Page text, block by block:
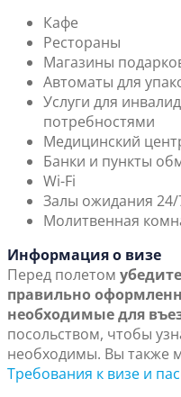
Кафе
Рестораны
Магазины
Автоматы для
Услуги для
потребностями
Медицинский
Банки и пункты
Wi-Fi
Залы ожидания
Молитвенная
Информация о визе
Перед полетом
правильно
необходимые для
посольством, чтобы
необходимы. Вы также
Требования к визе и